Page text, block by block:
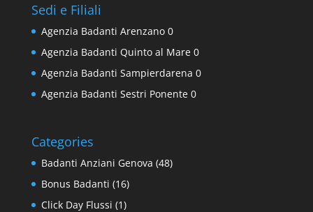
Sedi e Filiali
Agenzia Badanti Arenzano0
Agenzia Badanti Quinto al Mare0
Agenzia Badanti Sampierdarena 0
Agenzia Badanti Sestri Ponente0
Categories
Badanti Anziani Genova (48)
Bonus Badanti (16)
Click Day Flussi (1)